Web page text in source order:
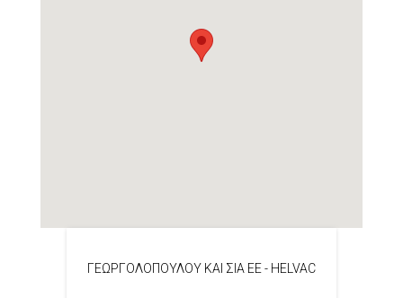
ΓΕΩΡΓΟΛΟΠΟΥΛΟΥ ΚΑΙ ΣΙΑ ΕΕ - HELVAC